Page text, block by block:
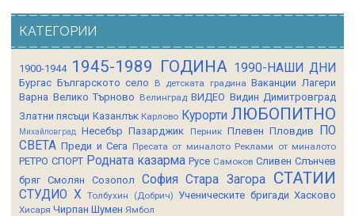
КАТЕГОРИИ
1900-1944 1945-1989 ГОДИНА 1990-НАШИ ДНИ
Бургас Българското село В детската градина Ваканции Лагери
Варна Велико Търново Велинград ВИДЕО Видин Димитровград
Златни пясъци Казанлък Карлово Курорти ЛЮБОПИТНО
Михайловград Несебър Пазарджик Перник Плевен Пловдив
ПО
СВЕТА Преди и Сега Пресата от миналото Реклами от миналото
РЕТРО СПОРТ Родната казарма Русе Самоков Сливен Слънчев
бряг Смолян Созопол София Стара Загора СТАТИИ
СТУДИО Х Толбухин (Добрич) Ученическите бригади Хасково
Хисаря Чирпан Шумен Ямбол